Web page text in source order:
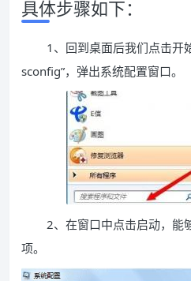
具体步骤如下：
1、回到桌面后我们点击开
sconfig”，弹出系统配置窗口。
2、在窗口中点击启动，能
项。